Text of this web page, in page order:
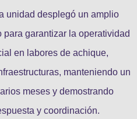
unidad desplegó un amplio
garantizar la operatividad
en labores de achique,
manteniendo un
meses y demostrando
y coordinación.